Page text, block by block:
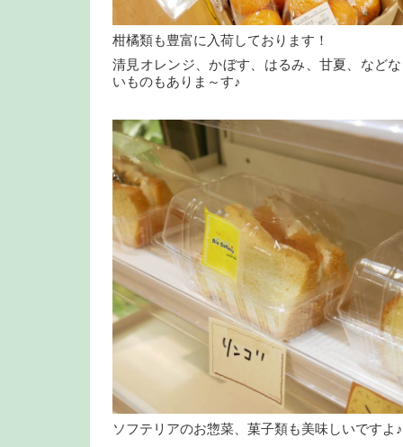
柑橘類も豊富に入荷しております！
清見オレンジ、かぼす、はるみ、甘夏、など
いものもありま～す♪
ソフテリアのお惣菜、菓子類も美味しいですよ♪